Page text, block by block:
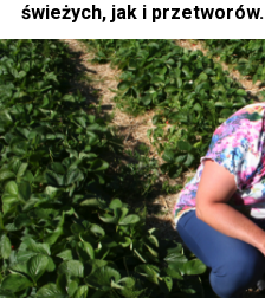
świeżych, jak i przetworów.